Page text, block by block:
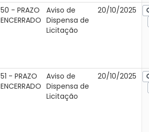
50 - PRAZO
ENCERRADO
Aviso de
Dispensa de
Licitação
20/10/2025
51 - PRAZO
ENCERRADO
Aviso de
Dispensa de
Licitação
20/10/2025